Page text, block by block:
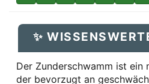
✨
Der Zunderschwamm ist ein
der bevorzugt an